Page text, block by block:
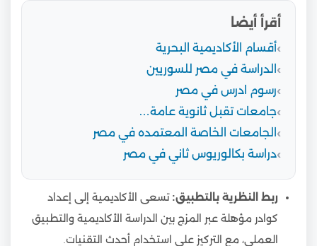
أقرأ أيضا
أقسام الأكاديمية البحرية
الدراسة في مصر للسوريين
رسوم ادرس في مصر
جامعات تقبل ثانوية عامة…
الجامعات الخاصة المعتمده في مصر
دراسة بكالوريوس ثاني في مصر
ربط النظرية بالتطبيق:تسعى الأكاديمية إلى إعداد
كوادر مؤهلة عبر المزج بين الدراسة الأكاديمية والتطبيق
العملي، مع التركيز على استخدام أحدث التقنيات.